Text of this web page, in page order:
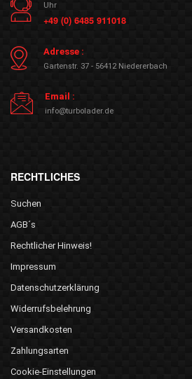
Uhr
+49 (0) 6485 911018
Adresse :
Gartenstr. 37 - 56412 Niedererbach
Email :
info@turbolader.de
RECHTLICHES
Suchen
AGB´s
Rechtlicher Hinweis!
Impressum
Datenschutzerklärung
Widerrufsbelehrung
Versandkosten
Zahlungsarten
Cookie-Einstellungen